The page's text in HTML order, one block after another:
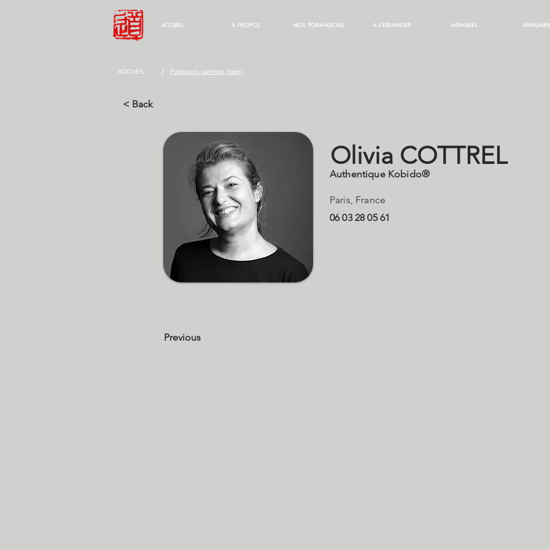
ACCUEIL A PROPOS NOS FORMATIONS A L'ETRANGER MEMBRES ANNUAIRE
ACCUEIL / Praticiens certifiés (Item)
< Back
COTTREL OliviaOlivia COTTREL
Authentique Kobido®
06 03 28 05 61
Paris, France
Previous